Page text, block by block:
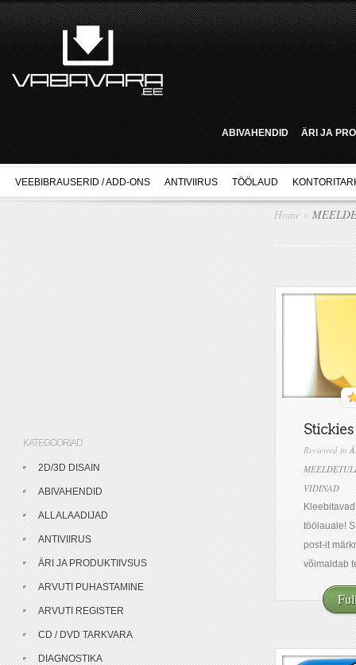
ABIVAHENDID ÄRI JA
VEEBIBRAUSERID / ADD-ONS ANTIVIIRUS TÖÖLAUD
Home »
Stickies
Reviewed in
VIDINAD
töölauale!
post-it
võimaldab
KATEGOORIAD
2D/3D DISAIN
ABIVAHENDID
ALLALAADIJAD
ANTIVIIRUS
ÄRI JA PRODUKTIIVSUS
ARVUTI PUHASTAMINE
ARVUTI REGISTER
CD / DVD TARKVARA
DIAGNOSTIKA